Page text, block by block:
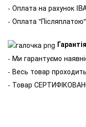
- Оплата на рахунок
- Оплата
- Ми гарантуємо
- Весь товар
- Товар